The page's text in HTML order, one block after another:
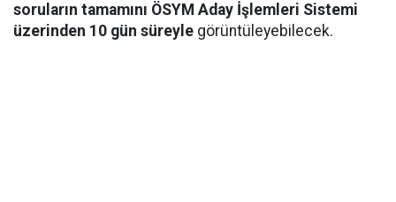
soruların tamamını ÖSYM Aday İşlemleri Sistemi
üzerinden 10 gün süreyle görüntüleyebilecek.